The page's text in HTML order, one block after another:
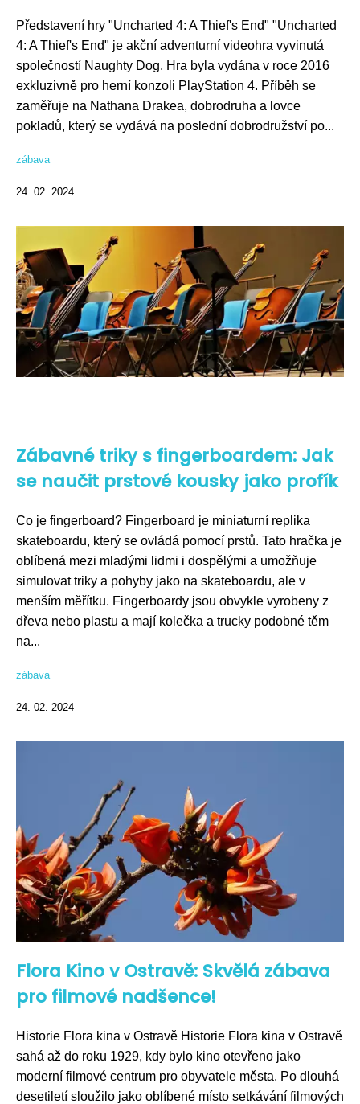
Představení hry "Uncharted 4: A Thief's End" "Uncharted
4: A Thief's End" je akční adventurní videohra vyvinutá
společností Naughty Dog. Hra byla vydána v roce 2016
exkluzivně pro herní konzoli PlayStation 4. Příběh se
zaměřuje na Nathana Drakea, dobrodruha a lovce
pokladů, který se vydává na poslední dobrodružství po...
zábava
24. 02. 2024
Zábavné triky s fingerboardem: Jak
se naučit prstové kousky jako profík
Co je fingerboard? Fingerboard je miniaturní replika
skateboardu, který se ovládá pomocí prstů. Tato hračka je
oblíbená mezi mladými lidmi i dospělými a umožňuje
simulovat triky a pohyby jako na skateboardu, ale v
menším měřítku. Fingerboardy jsou obvykle vyrobeny z
dřeva nebo plastu a mají kolečka a trucky podobné těm
na...
zábava
24. 02. 2024
Flora Kino v Ostravě: Skvělá zábava
pro filmové nadšence!
Historie Flora kina v Ostravě Historie Flora kina v Ostravě
sahá až do roku 1929, kdy bylo kino otevřeno jako
moderní filmové centrum pro obyvatele města. Po dlouhá
desetiletí sloužilo jako oblíbené místo setkávání filmových